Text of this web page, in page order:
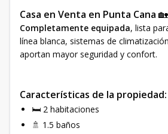
Casa en Venta en Punta Cana
Completamente equipada, lista
línea blanca, sistemas de
aportan mayor seguridad y confort.
Características de la propiedad:
🛏️ 2 habitaciones
🚿 1.5 baños